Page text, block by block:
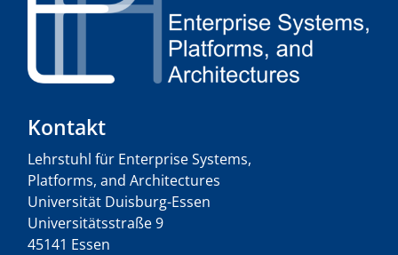
Kontakt
Lehrstuhl für Enterprise Systems,
Platforms, and Architectures
Universität Duisburg-Essen
Universitätsstraße 9
45141 Essen